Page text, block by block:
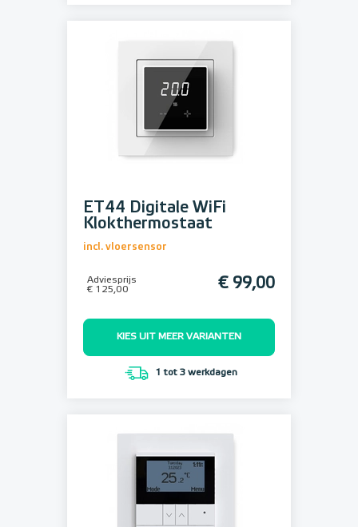
ET44 Digitale WiFi
Klokthermostaat
incl. vloersensor
Adviesprijs
€ 125,00
€ 99,00
KIES UIT MEER VARIANTEN
1 tot 3 werkdagen